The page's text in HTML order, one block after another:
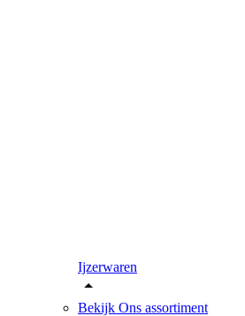
Ijzerwaren
Bekijk Ons assortiment